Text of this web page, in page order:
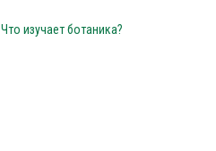
Что изучает ботаника?